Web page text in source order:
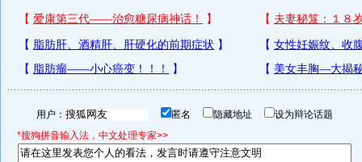
用户： 匿名 隐藏地址
设为辩论话题
*搜狗拼音输入法，中文处理专家>>